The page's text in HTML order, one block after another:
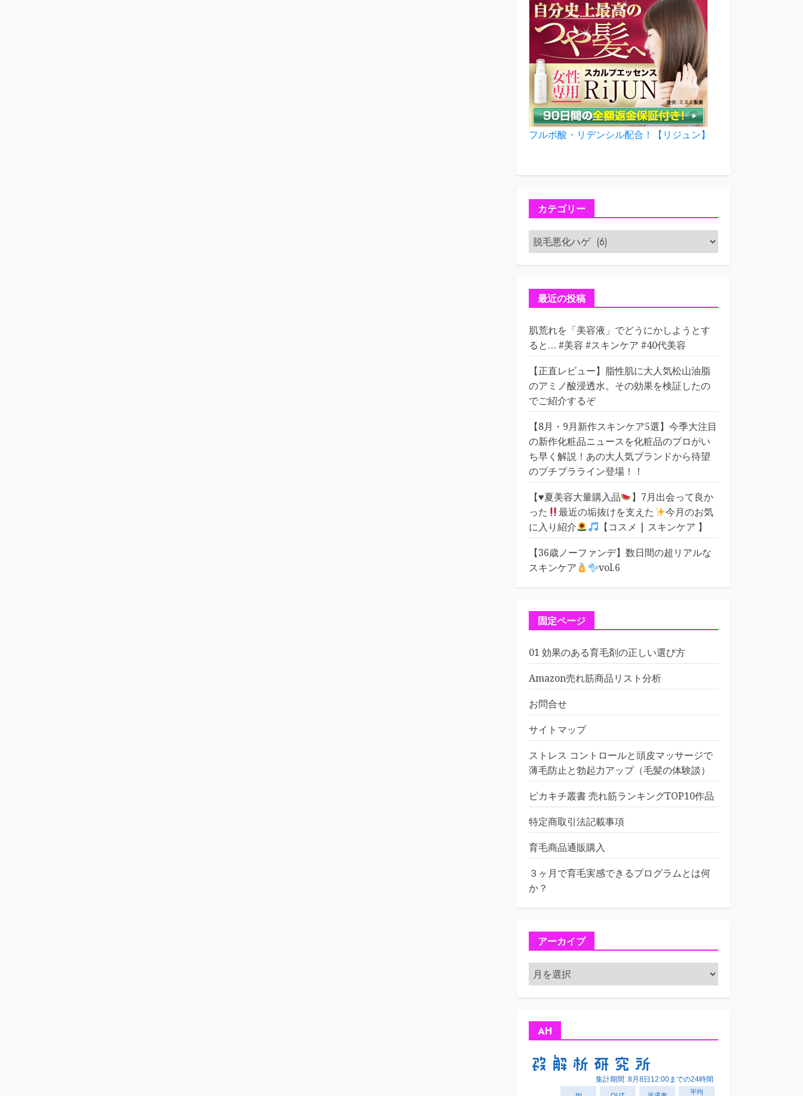
フルボ酸・リデンシル配合！【リジュン】
カテゴリー
カ
テ
ゴ
ー最近の投稿
肌荒れを「美容液」でどうにかしようとす
ると… #美容 #スキンケア #40代美容
【正直レビュー】脂性肌に大人気松山油脂
のアミノ酸浸透水。その効果を検証したの
でご紹介するぞ
【8月・9月新作スキンケア5選】今季大注目
の新作化粧品ニュースを化粧品のプロがい
ち早く解説！あの大人気ブランドから待望
のプチプラライン登場！！
【♥️夏美容大量購入品
】7月出会って良か
った
最近の垢抜けを支えた
今月のお気
に入り紹介
【コスメ | スキンケア 】
【36歳ノーファンデ】数日間の超リアルな
スキンケア
vol.6
固定ページ
01 効果のある育毛剤の正しい選び方
Amazon売れ筋商品リスト分析
お問合せ
サイトマップ
ストレス コントロールと頭皮マッサージで
薄毛防止と勃起力アップ（毛髪の体験談）
ピカキチ叢書 売れ筋ランキングTOP10作品
特定商取引法記載事項
育毛商品通販購入
３ヶ月で育毛実感できるプログラムとは何
か？
アーカイブ
ア
ー
カ
AH